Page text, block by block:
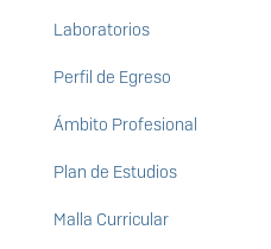
Laboratorios
Perfil de Egreso
Ámbito Profesional
Plan de Estudios
Malla Curricular